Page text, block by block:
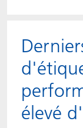
élevé